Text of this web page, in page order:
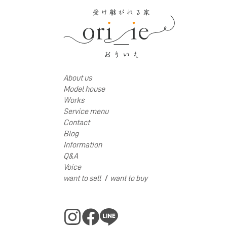
About us
Model house
Works
Service menu
Contact
Blog
Information
Q&A
Voice
want to sell / want to buy